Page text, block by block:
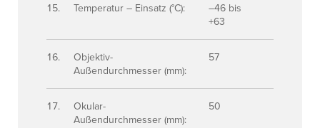
Temperatur – Einsatz (°C):
–46 bis
+63
Objektiv-
Außendurchmesser (mm):
57
Okular-
Außendurchmesser (mm):
50